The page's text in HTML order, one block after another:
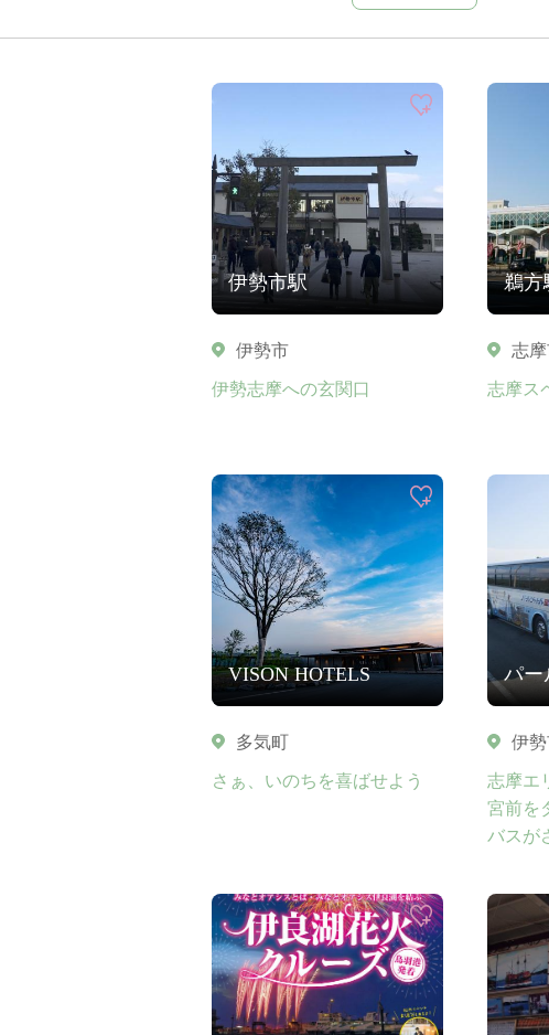
伊勢市駅
伊勢市
伊勢志摩への玄関口
鵜方
志
志摩ス
VISON HOTELS
多気町
さぁ、いのちを喜ばせよう
パー
伊
志摩エ
宮前を
バスが